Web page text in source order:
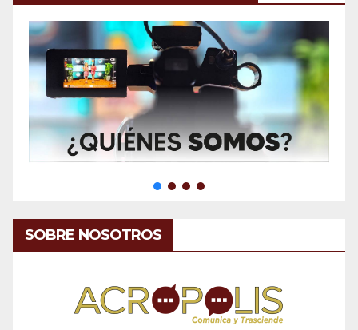
SOBRE NOSOTROS